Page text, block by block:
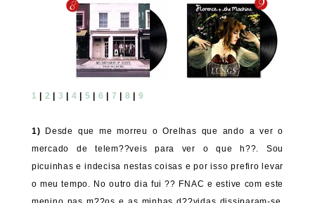
1 2 3 4 5 6 7 8 9
1)
Desde que me morreu o Orelhas que ando a ver o
mercado de telem??veis para ver o que h??. Sou
picuinhas e indecisa nestas coisas e por isso prefiro levar
o meu tempo. No outro dia fui ?? FNAC e estive com este